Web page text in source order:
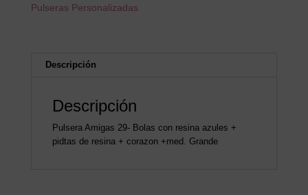
Pulseras Personalizadas
Descripción
Descripción
Pulsera Amigas 29- Bolas con resina azules +
pidtas de resina + corazon +med. Grande